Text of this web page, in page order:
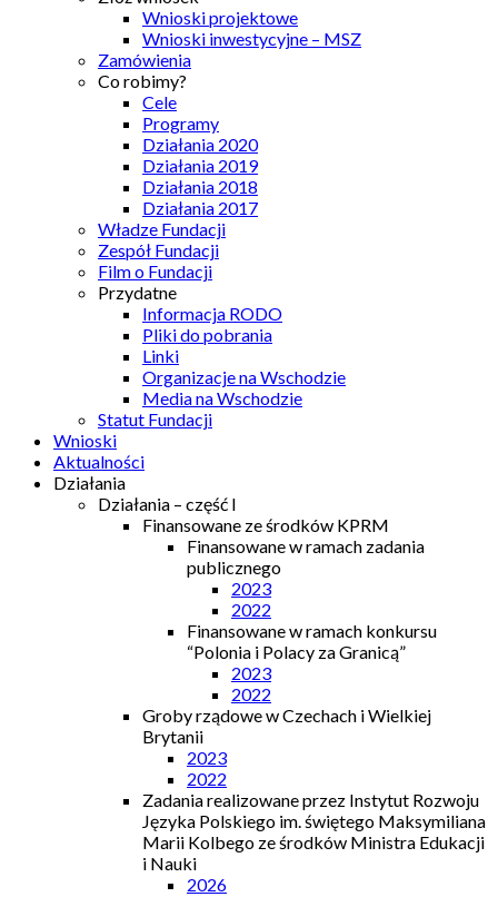
Wnioski projektowe
Wnioski inwestycyjne – MSZ
Zamówienia
Co robimy?
Cele
Programy
Działania 2020
Działania 2019
Działania 2018
Działania 2017
Władze Fundacji
Zespół Fundacji
Film o Fundacji
Przydatne
Informacja RODO
Pliki do pobrania
Linki
Organizacje na Wschodzie
Media na Wschodzie
Statut Fundacji
Wnioski
Aktualności
Działania
Działania – część I
Finansowane ze środków KPRM
Finansowane w ramach zadania
publicznego
2023
2022
Finansowane w ramach konkursu
“Polonia i Polacy za Granicą”
2023
2022
Groby rządowe w Czechach i Wielkiej
Brytanii
2023
2022
Zadania realizowane przez Instytut Rozwoju
Języka Polskiego im. świętego Maksymiliana
Marii Kolbego ze środków Ministra Edukacji
i Nauki
2026